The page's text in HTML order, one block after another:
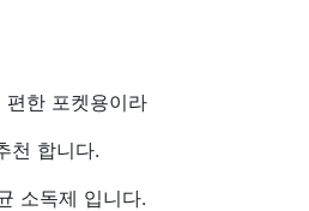
한 포켓용이라
천 합니다.
소독제 입니다.